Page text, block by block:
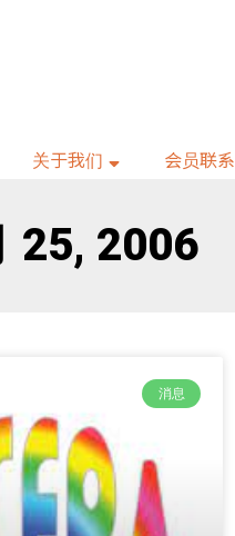
关于我们
会员联系
25, 2006
消息